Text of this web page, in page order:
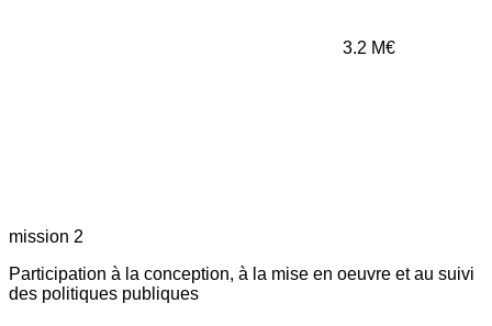
3.2 M€
mission 2
Participation à la conception, à la mise en oeuvre et au suivi
des politiques publiques